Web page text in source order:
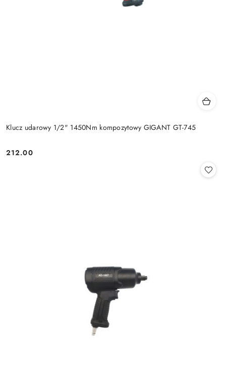
Klucz udarowy 1/2" 1450Nm kompozytowy GIGANT GT-745
Cena:
212.00